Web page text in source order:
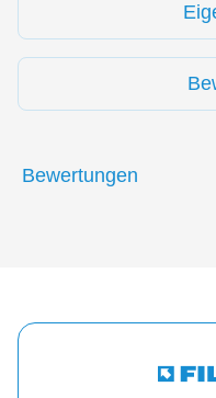
Bewertungen